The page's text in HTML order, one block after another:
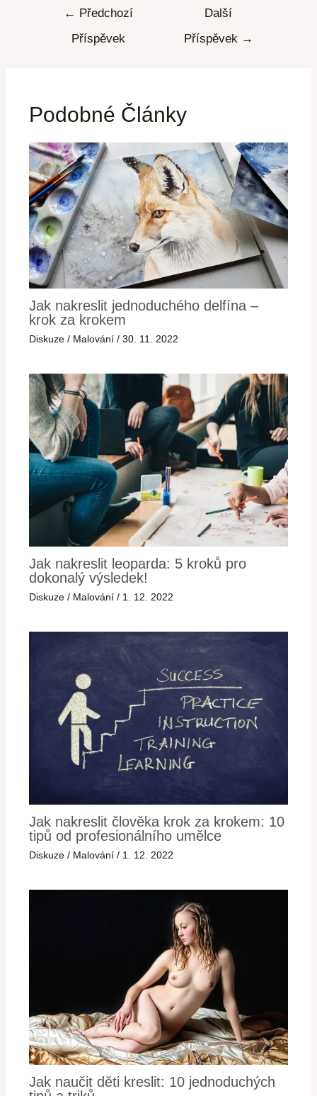
← Předchozí
Příspěvek
Další
Příspěvek →
Podobné Články
Jak nakreslit jednoduchého delfína –
krok za krokem
Diskuze / Malování /30. 11. 2022
Jak nakreslit leoparda: 5 kroků pro
dokonalý výsledek!
Diskuze / Malování / 1. 12. 2022
Jak nakreslit člověka krok za krokem: 10
tipů od profesionálního umělce
Diskuze / Malování / 1. 12. 2022
Jak naučit děti kreslit: 10 jednoduchých